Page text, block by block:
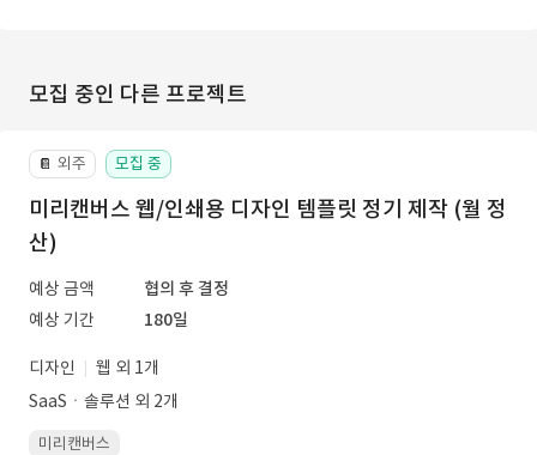
모집 중인 다른 프로젝트
📔 외주 모집 중
미리캔버스 웹/인쇄용 디자인 템플릿 정기 제작 (월 정
산)
예상 금액
협의 후 결정
예상 기간
180일
디자인
웹 외 1개
SaaSㆍ솔루션 외 2개
미리캔버스